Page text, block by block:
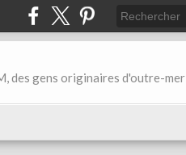
des gens originaires d'outre-mer